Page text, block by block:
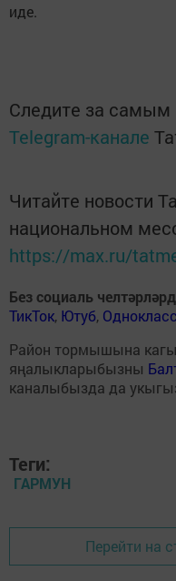
иде.
Следите за
Telegram-канале
Читайте новости
национальном
https://max.ru/
Без социаль
ТикТок, Ютуб,
Район тормышына
яңалыкларыбызны
каналыбызда да
Теги:
ГАРМУН
Перейти на